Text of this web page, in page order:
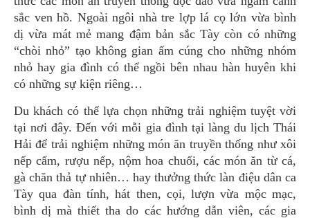
sắc ven hồ. Ngoài ngôi nhà tre lợp lá cọ lớn vừa bình
dị vừa mát mẻ mang đậm bản sắc Tày còn có những
“chòi nhỏ” tạo không gian ấm cúng cho những nhóm
nhỏ hay gia đình có thể ngồi bên nhau hàn huyên khi
có những sự kiện riêng…
Du khách có thể lựa chọn những trải nghiệm tuyệt vời
tại nơi đây. Đến với mỗi gia đình tại làng du lịch Thái
Hải để trải nghiệm những món ăn truyền thống như xôi
nếp cẩm, rượu nếp, nộm hoa chuối, các món ăn từ cá,
gà chăn thả tự nhiên… hay thưởng thức làn điệu dân ca
Tày qua đàn tính, hát then, cọi, lượn vừa mộc mạc,
bình dị mà thiết tha do các hướng dẫn viên, các gia